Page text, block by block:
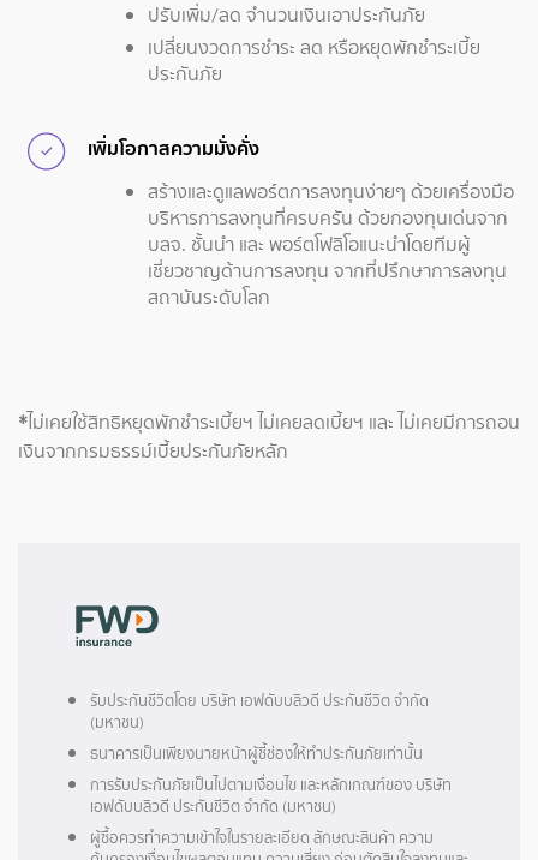
ปรับเพิ่ม/ลด จำนวนเงินเอาประกันภัย
เปลี่ยนงวดการชำระ ลด หรือหยุดพักชำระเบี้ย
ประกันภัย
เพิ่มโอกาสความมั่งคั่ง
สร้างและดูแลพอร์ตการลงทุนง่ายๆ ด้วยเครื่องมือ
บริหารการลงทุนที่ครบครัน ด้วยกองทุนเด่นจาก
บลจ. ชั้นนำ และ พอร์ตโฟลิโอแนะนำโดยทีมผู้
เชี่ยวชาญด้านการลงทุน จากที่ปรึกษาการลงทุน
สถาบันระดับโลก
*ไม่เคยใช้สิทธิหยุดพักชำระเบี้ยฯ ไม่เคยลดเบี้ยฯ และ ไม่เคยมีการถอน
เงินจากกรมธรรม์เบี้ยประกันภัยหลัก
รับประกันชีวิตโดย บริษัท เอฟดับบลิวดี ประกันชีวิต จำกัด
(มหาชน)
ธนาคารเป็นเพียงนายหน้าผู้ชี้ช่องให้ทำประกันภัยเท่านั้น
การรับประกันภัยเป็นไปตามเงื่อนไข และหลักเกณฑ์ของ บริษัท
เอฟดับบลิวดี ประกันชีวิต จำกัด (มหาชน)
ผู้ซื้อควรทำความเข้าใจในรายละเอียด ลักษณะสินค้า ความ